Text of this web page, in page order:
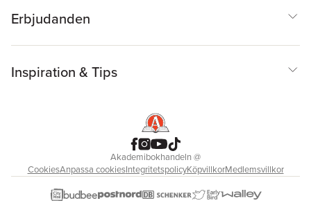
Erbjudanden
Inspiration & Tips
Akademibokhandeln@
CookiesAnpassa cookiesIntegritetspolicyKöpvillkorMedlemsvillkor